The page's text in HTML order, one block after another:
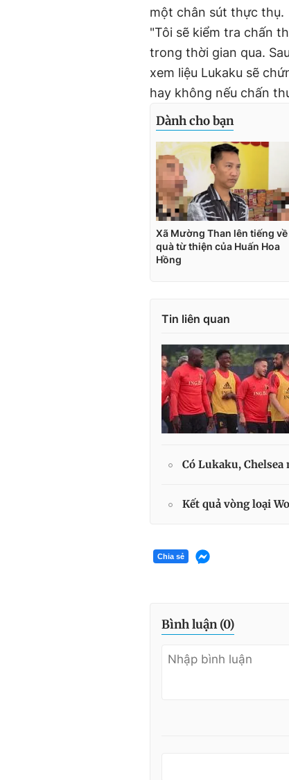
một chân sút thực thụ.
"Tôi sẽ kiểm tra chấn
trong thời gian qua.
xem liệu Lukaku sẽ
hay không nếu chấn
Tin liên quan
Có Lukaku, Chelsea
Kết quả vòng loại
Chia sẻ
Bình luận (0)